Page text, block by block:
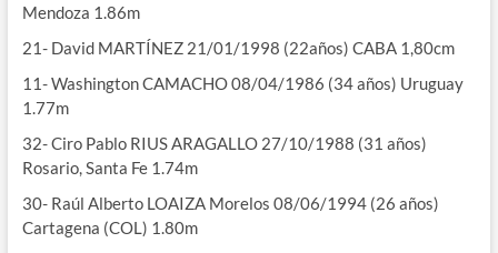
Mendoza 1.86m
21- David MARTÍNEZ 21/01/1998 (22años) CABA 1,80cm
11- Washington CAMACHO 08/04/1986 (34 años) Uruguay
1.77m
32- Ciro Pablo RIUS ARAGALLO 27/10/1988 (31 años)
Rosario, Santa Fe 1.74m
30- Raúl Alberto LOAIZA Morelos 08/06/1994 (26 años)
Cartagena (COL) 1.80m